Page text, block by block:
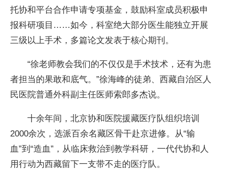
托协和平台合作申请专项基金，鼓励科室成员积极申
报科研项目……如今，科室绝大部分医生能独立开展
三级以上手术，多篇论文发表于核心期刊。
“徐老师教会我们的不仅仅是手术技术，还有为患
者担当的果敢和底气。”徐海峰的徒弟、西藏自治区人
民医院普通外科副主任医师索郎多杰说。
十余年间，北京协和医院援藏医疗队组织培训
2000余次，选派百余名藏区骨干赴京进修。从“输
血”到“造血”，从临床救治到教学科研，一代代协和人
用行动为西藏留下一支带不走的医疗队。